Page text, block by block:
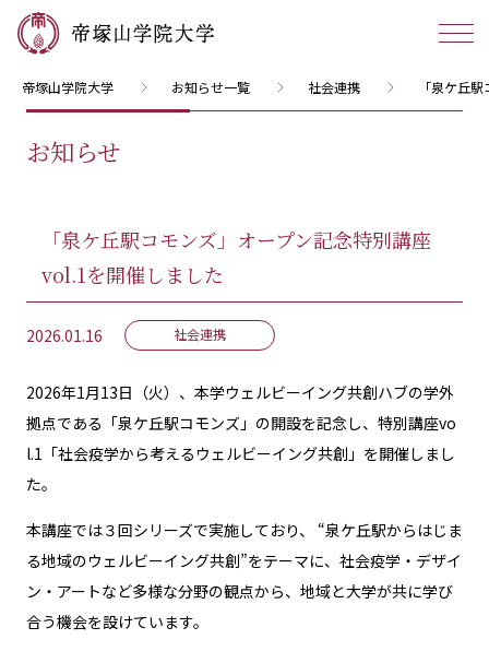
帝塚山学院大学 お知らせ一覧 社会連携 「泉ケ丘
お知らせ
「泉ケ丘駅コモンズ」オープン記念特別講座
vol.1を開催しました
2026.01.16 社会連携
2026年1月13日（火）、本学ウェルビーイング共創ハブの学外
拠点である「泉ケ丘駅コモンズ」の開設を記念し、特別講座vo
l.1「社会疫学から考えるウェルビーイング共創」を開催しまし
た。
本講座では３回シリーズで実施しており、 “泉ケ丘駅からはじま
る地域のウェルビーイング共創”をテーマに、社会疫学・デザイ
ン・アートなど多様な分野の観点から、地域と大学が共に学び
合う機会を設けています。